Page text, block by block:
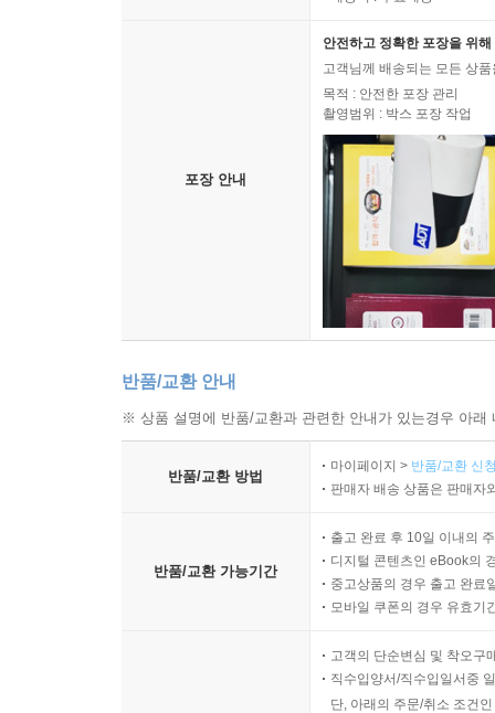
포장 안내
안전하고 정확한 포장을 위
고객님께 배송되는 모든 상
목적 : 안전한 포장 관리
촬영범위 : 박스 포장 작업
반품/교환 안내
※ 상품 설명에 반품/교환과 관련한 안내가 있는경우 아
반품/교환 방법
마이페이지 > 반품/교환 신
판매자 배송 상품은 판매자
반품/교환 가능기간
출고 완료 후 10일 이내의
디지털 콘텐츠인 eBook의
중고상품의 경우 출고 완료
모바일 쿠폰의 경우 유효기
고객의 단순변심 및 착오구
직수입양서/직수입일서중
단, 아래의 주문/취소 조건